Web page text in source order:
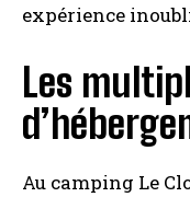
expérience
Les
Au camping Le